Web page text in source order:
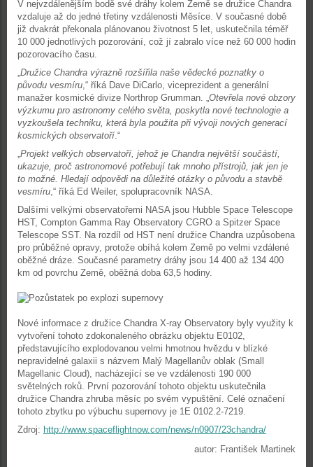
V nejvzdálenějším bodě své dráhy kolem Země se družice Chandra
vzdaluje až do jedné třetiny vzdálenosti Měsíce. V současné době
již dvakrát překonala plánovanou životnost 5 let, uskutečnila téměř
10 000 jednotlivých pozorování, což jí zabralo více než 60 000 hodin
pozorovacího času.
„Družice Chandra výrazně rozšířila naše vědecké poznatky o
původu vesmíru,“ říká Dave DiCarlo, viceprezident a generální
manažer kosmické divize Northrop Grumman. „Otevřela nové obzory
výzkumu pro astronomy celého světa, poskytla nové technologie a
vyzkoušela techniku, která byla použita při vývoji nových generací
kosmických observatoří.“
„Projekt velkých observatoří, jehož je Chandra největší součástí,
ukazuje, proč astronomové potřebují tak mnoho přístrojů, jak jen je
to možné. Hledají odpovědi na důležité otázky o původu a stavbě
vesmíru,“ říká Ed Weiler, spolupracovník NASA.
Dalšími velkými observatořemi NASA jsou Hubble Space Telescope
HST, Compton Gamma Ray Observatory CGRO a Spitzer Space
Telescope SST. Na rozdíl od HST není družice Chandra uzpůsobena
pro průběžné opravy, protože obíhá kolem Země po velmi vzdálené
oběžné dráze. Současné parametry dráhy jsou 14 400 až 134 400
km od povrchu Země, oběžná doba 63,5 hodiny.
Nové informace z družice Chandra X-ray Observatory byly využity k
vytvoření tohoto zdokonaleného obrázku objektu E0102,
představujícího explodovanou velmi hmotnou hvězdu v blízké
nepravidelné galaxii s názvem Malý Magellanův oblak (Small
Magellanic Cloud), nacházející se ve vzdálenosti 190 000
světelných roků. První pozorování tohoto objektu uskutečnila
družice Chandra zhruba měsíc po svém vypuštění. Celé označení
tohoto zbytku po výbuchu supernovy je 1E 0102.2-7219.
Zdroj: http://www.spaceflightnow.com/news/n0907/23chandra/
autor: František Martinek